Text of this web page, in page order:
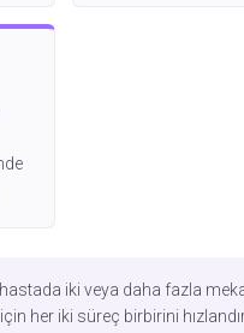
iki veya daha fazla
her iki süreç birbirini